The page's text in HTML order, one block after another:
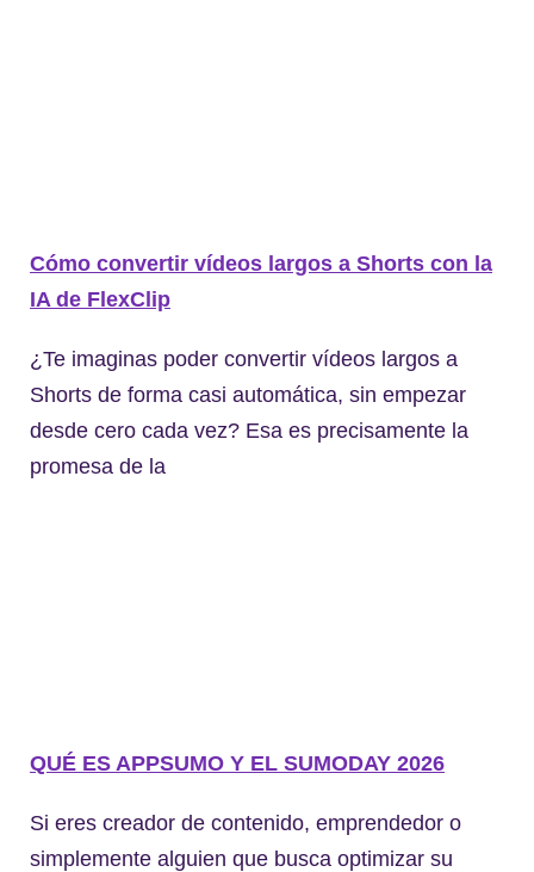
Cómo convertir vídeos largos a Shorts con la
IA de FlexClip
¿Te imaginas poder convertir vídeos largos a
Shorts de forma casi automática, sin empezar
desde cero cada vez? Esa es precisamente la
promesa de la
QUÉ ES APPSUMO Y EL SUMODAY 2026
Si eres creador de contenido, emprendedor o
simplemente alguien que busca optimizar su